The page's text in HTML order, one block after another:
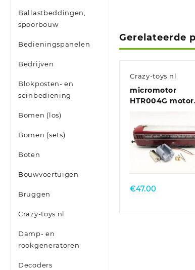
Ballastbeddingen,
spoorbouw
Bedieningspanelen
Bedrijven
Blokposten- en
seinbediening
Bomen (los)
Bomen (sets)
Boten
Bouwvoertuigen
Bruggen
Crazy-toys.nl
Damp- en
rookgeneratoren
Decoders
Gerelateerde
Crazy-toys.nl
micromotor
HTR004G motor
75.9, VT 98, VT
€47.00